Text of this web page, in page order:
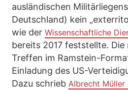
ausländischen
Deutschland) kein
wie der Wissenschaftliche
bereits 2017 feststellte. Die
Treffen im Ramstein-
Einladung des US-
Dazu schrieb Albrecht Müller